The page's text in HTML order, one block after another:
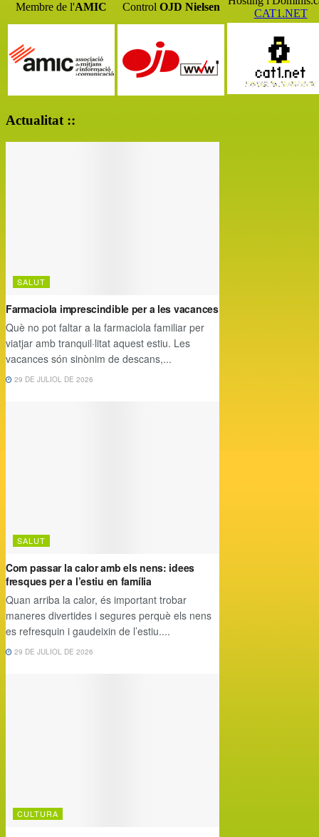
Membre de l'AMIC Control OJD Nielsen
CAT1.NET
Actualitat ::